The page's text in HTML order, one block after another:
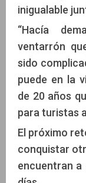
inigualable
“Hacía
ventarrón
sido
puede en la
de 20 años
para turistas
El próximo
conquistar
encuentran